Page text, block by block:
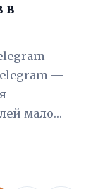
в
—
мало…